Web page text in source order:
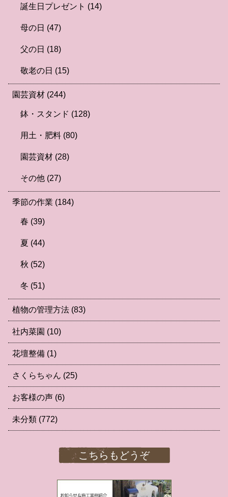
誕生日プレゼント (14)
母の日 (47)
父の日 (18)
敬老の日 (15)
園芸資材 (244)
鉢・スタンド (128)
用土・肥料 (80)
園芸資材 (28)
その他 (27)
季節の作業 (184)
春 (39)
夏 (44)
秋 (52)
冬 (51)
植物の管理方法 (83)
社内菜園 (10)
花壇整備 (1)
さくらちゃん (25)
お客様の声 (6)
未分類 (772)
こちらもどうぞ